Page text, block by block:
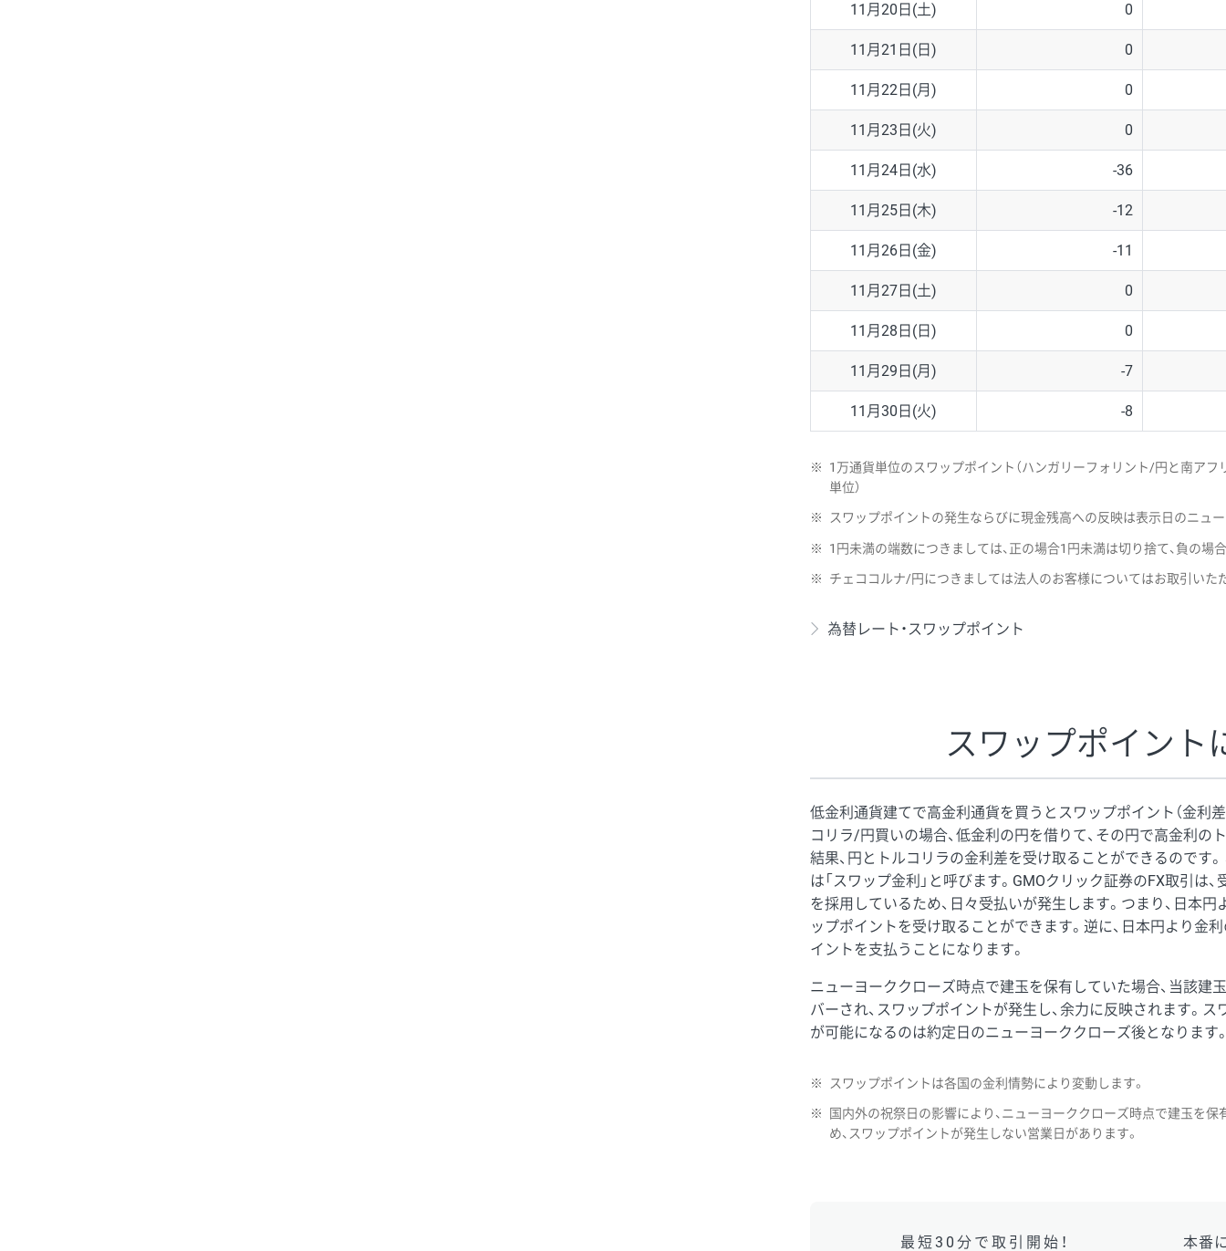
11月20日(土) 0
11月21日(日) 0
11月22日(月) 0
11月23日(火) 0
11月24日(水) -36
11月25日(木) -12
11月26日(金) -11
11月27日(土) 0
11月28日(日) 0
11月29日(月) -7
11月30日(火) -8
※
1万通貨単位のスワップポイント（ハンガリーフォリント/円と南ア
単位）
※ スワップポイントの発生ならびに現金残高への反映は表示日のニュ
※ 1円未満の端数につきましては、正の場合1円未満は切り捨て、負の場
※ チェココルナ/円につきましては法人のお客様についてはお取引いた
為替レート・スワップポイント
スワップポイント
低金利通貨建てで高金利通貨を買うとスワップポイント（金利
コリラ/円買いの場合、低金利の円を借りて、その円で高金利の
結果、円とトルコリラの金利差を受け取ることができるのです
は「スワップ金利」と呼びます。GMOクリック証券のFX取引は
を採用しているため、日々受払いが発生します。つまり、日本
ップポイントを受け取ることができます。逆に、日本円より金
イントを支払うことになります。
ニューヨーククローズ時点で建玉を保有していた場合、当該建
バーされ、スワップポイントが発生し、余力に反映されます。
が可能になるのは約定日のニューヨーククローズ後となります
※ スワップポイントは各国の金利情勢により変動します。
※
国内外の祝祭日の影響により、ニューヨーククローズ時点で建玉を
め、スワップポイントが発生しない営業日があります。
最短30分で取引開始！ 本番